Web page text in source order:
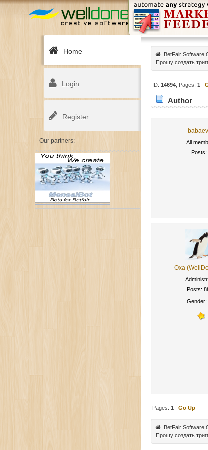
Home
Login
Register
Our partners:
BetFair Software
Прошу создать
ID:14694, Pages:1
Author
All
Posts:
Oxa
Posts:
Gender:
Pages:1 Go Up
BetFair Software
Прошу создать